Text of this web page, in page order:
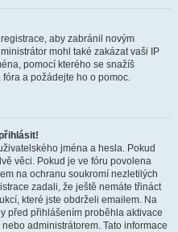
aby zabránil novým
mohl také zakázat vaši IP
pomocí kterého se snažíš
a požádejte ho o pomoc.
jména a hesla. Pokud
věci. Pokud je ve fóru povolena
na ochranu soukromí nezletilých
zadali, že ještě nemáte třináct
které jste obdrželi emailem. Na
před přihlášením proběhla aktivace
administrátorem. Tato informace